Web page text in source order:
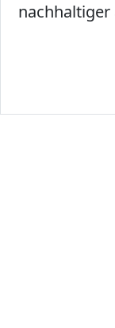
nachhaltiger